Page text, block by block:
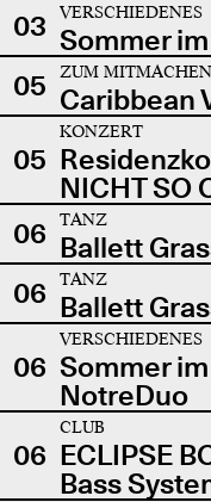
03
VERSCHIEDENES
Sommer
05
ZUM MITMACHEN
Caribbean
05
KONZERT
NICHT SO
06
TANZ
Ballett
06
TANZ
Ballett
06
VERSCHIEDENES
Sommer
NotreDuo
06
CLUB
ECLIPSE
Bass